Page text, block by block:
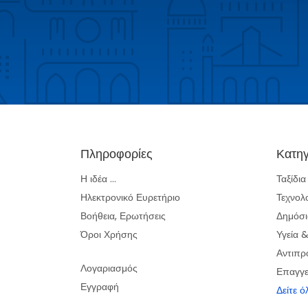
Πληροφορίες
Η ιδέα ...
Ηλεκτρονικό Ευρετήριο
Βοήθεια, Ερωτήσεις
Όροι Χρήσης
Λογαριασμός
Εγγραφή
Υγεία
Δείτε